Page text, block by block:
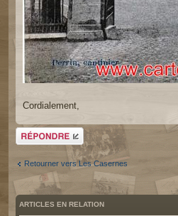
Cordialement,
Répondre
Retourner vers Les Casernes
ARTICLES EN RELATION